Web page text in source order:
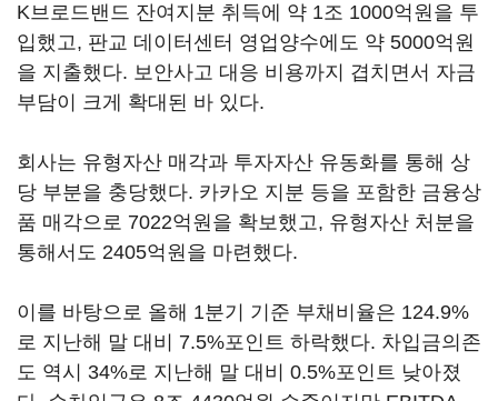
K브로드밴드 잔여지분 취득에 약 1조 1000억원을 투
입했고, 판교 데이터센터 영업양수에도 약 5000억원
을 지출했다. 보안사고 대응 비용까지 겹치면서 자금
부담이 크게 확대된 바 있다.
회사는 유형자산 매각과 투자자산 유동화를 통해 상
당 부분을 충당했다. 카카오 지분 등을 포함한 금융상
품 매각으로 7022억원을 확보했고, 유형자산 처분을
통해서도 2405억원을 마련했다.
이를 바탕으로 올해 1분기 기준 부채비율은 124.9%
로 지난해 말 대비 7.5%포인트 하락했다. 차입금의존
도 역시 34%로 지난해 말 대비 0.5%포인트 낮아졌